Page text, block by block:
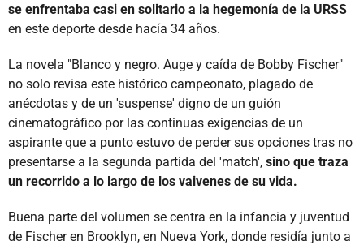
se enfrentaba casi en solitario a la hegemonía de la URSS
en este deporte desde hacía 34 años.
La novela "Blanco y negro. Auge y caída de Bobby Fischer"
no solo revisa este histórico campeonato, plagado de
anécdotas y de un 'suspense' digno de un guión
cinematográfico por las continuas exigencias de un
aspirante que a punto estuvo de perder sus opciones tras no
presentarse a la segunda partida del 'match', sino que traza
un recorrido a lo largo de los vaivenes de su vida.
Buena parte del volumen se centra en la infancia y juventud
de Fischer en Brooklyn, en Nueva York, donde residía junto a